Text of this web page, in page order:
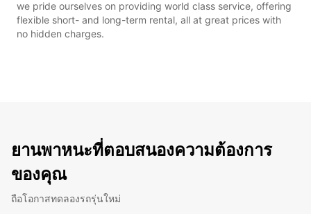
we pride ourselves on providing world class service, offering
flexible short- and long-term rental, all at great prices with
no hidden charges.
ยานพาหนะที่ตอบสนองความต้องการ
ของคุณ
ถือโอกาสทดลองรถรุ่นใหม่